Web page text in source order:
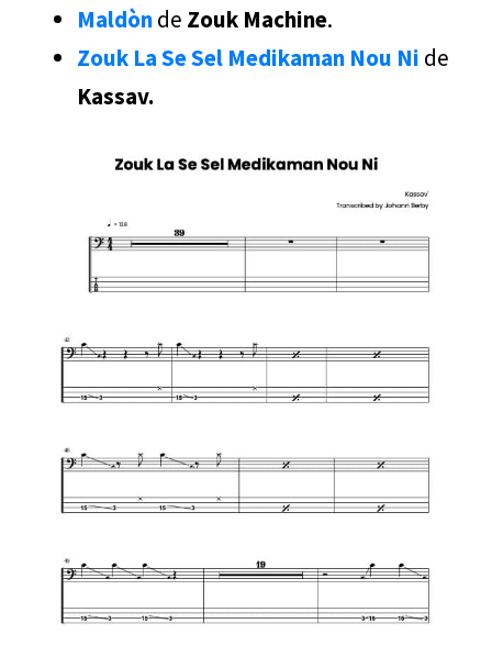
Maldònde Zouk Machine.
Zouk La Se Sel Medikaman Nou Ni de
Kassav.